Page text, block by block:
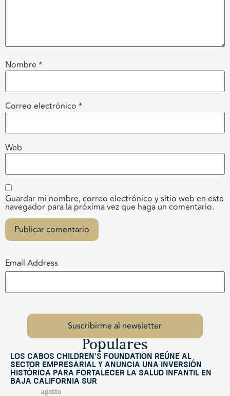
Nombre *
Correo electrónico *
Web
Guardar mi nombre, correo electrónico y sitio web en este
navegador para la próxima vez que haga un comentario.
Email Address
Populares
Los Cabos Children’s Foundation reúne al
sector empresarial y anuncia una inversión
histórica para fortalecer la salud infantil en
Baja California Sur
agosto